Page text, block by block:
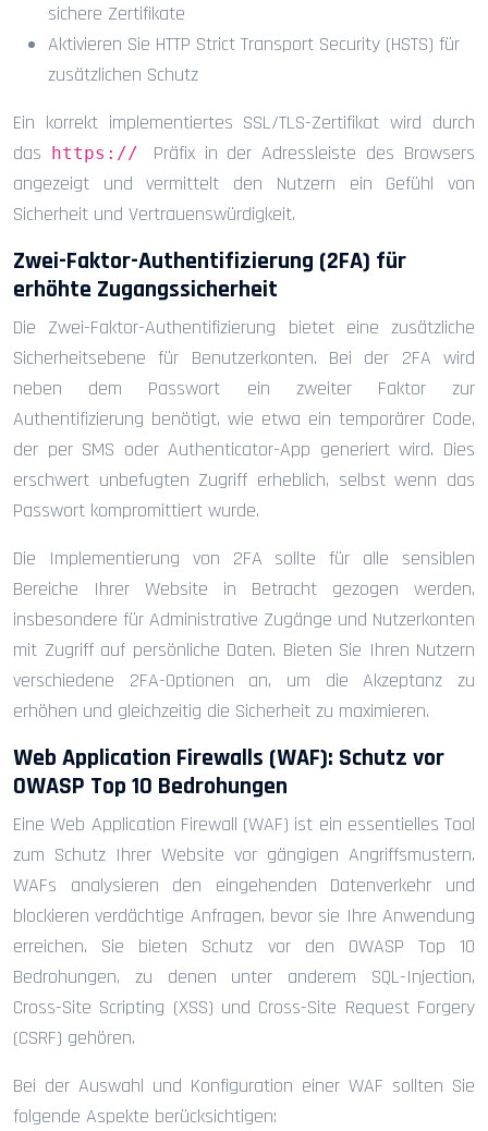
sichere Zertifikate
Aktivieren Sie HTTP Strict Transport Security (HSTS) für
zusätzlichen Schutz
Ein korrekt implementiertes SSL/TLS-Zertifikat wird durch
das
https:// Präfix in der Adressleiste des Browsers
angezeigt und vermittelt den Nutzern ein Gefühl von
Sicherheit und Vertrauenswürdigkeit.
Zwei-Faktor-Authentifizierung (2FA) für
erhöhte Zugangssicherheit
Die Zwei-Faktor-Authentifizierung bietet eine zusätzliche
Sicherheitsebene für Benutzerkonten. Bei der 2FA wird
neben dem Passwort ein zweiter Faktor zur
Authentifizierung benötigt, wie etwa ein temporärer Code,
der per SMS oder Authenticator-App generiert wird. Dies
erschwert unbefugten Zugriff erheblich, selbst wenn das
Passwort kompromittiert wurde.
Die Implementierung von 2FA sollte für alle sensiblen
Bereiche Ihrer Website in Betracht gezogen werden,
insbesondere für Administrative Zugänge und Nutzerkonten
mit Zugriff auf persönliche Daten. Bieten Sie Ihren Nutzern
verschiedene 2FA-Optionen an, um die Akzeptanz zu
erhöhen und gleichzeitig die Sicherheit zu maximieren.
Web Application Firewalls (WAF): Schutz vor
OWASP Top 10 Bedrohungen
Eine Web Application Firewall (WAF) ist ein essentielles Tool
zum Schutz Ihrer Website vor gängigen Angriffsmustern.
WAFs analysieren den eingehenden Datenverkehr und
blockieren verdächtige Anfragen, bevor sie Ihre Anwendung
erreichen. Sie bieten Schutz vor den OWASP Top 10
Bedrohungen, zu denen unter anderem SQL-Injection,
Cross-Site Scripting (XSS) und Cross-Site Request Forgery
(CSRF) gehören.
Bei der Auswahl und Konfiguration einer WAF sollten Sie
folgende Aspekte berücksichtigen: